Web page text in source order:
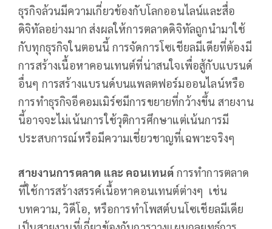
ธุรกิจล้วนมีความเกี่ยวข้องกับโลกออนไลน์และสื่อ
ดิจิทัลอย่างมาก ส่งผลให้การตลาดดิจิทัลถูกนำมาใช้
กับทุกธุรกิจในตอนนี้ การจัดการโซเชียลมีเดียที่ต้องมี
การสร้างเนื้อหาคอนเทนต์ที่น่าสนใจเพื่อสู้กับแบรนด์
อื่นๆ การสร้างแบรนด์บนแพลตฟอร์มออนไลน์หรือ
การทำธุรกิจอีคอมเมิร์ซมีการขยายที่กว้างขึ้น สายงาน
นี้อาจจะไม่เน้นการใช้วุติการศึกษาแต่เน้นการมี
ประสบการณ์หรือมีความเชี่ยวชาญที่เฉพาะจริงๆ
สายงานการตลาด และ คอนเทนต์ การทำการตลาด
ที่ใช้การสร้างสรรค์เนื้อหาคอนเทนต์ต่างๆ เช่น
บทความ, วิดีโอ, หรือการทำโพสต์บนโซเชียลมีเดีย